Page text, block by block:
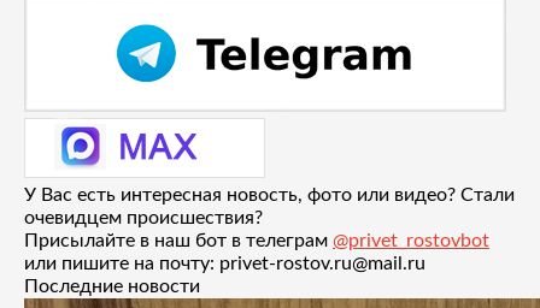
У Вас есть интересная новость, фото или видео? Стали
очевидцем происшествия?
Присылайте в наш бот в телеграм @privet_rostovbot
или пишите на почту: privet-rostov.ru@mail.ru
Последние новости